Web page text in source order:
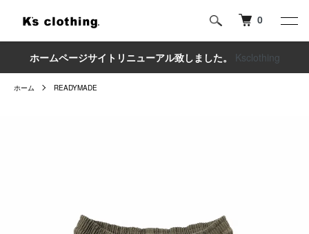
0
ホームページサイトリニューアル致しました。 Ksclothing
ホーム READYMADE